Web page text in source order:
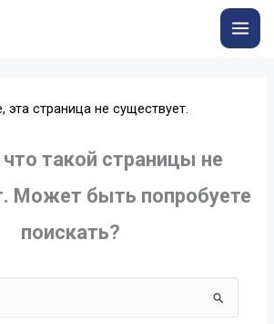
эта страница не существует.
такой страницы не
Может быть попробуете
поискать?